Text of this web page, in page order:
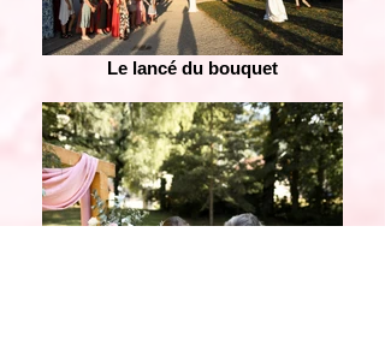
Le lancé du bouquet